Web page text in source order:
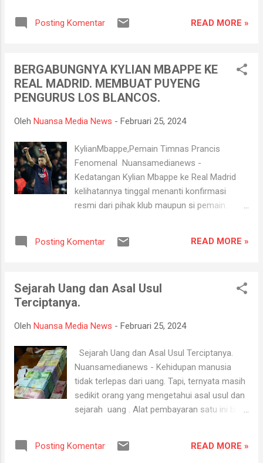
lanjut dikatakannya, bahwa program ini
tanpa harus...
Patra Niaga Regional Sumbagut, Susanto
terbakar di ruas jalan Gatot Subroto,
Kecamatan Dumai Selatan, insiden terjadi
pada pukul 11.00 WIB. Satria merinci truk
polisi (nopol) B 9606 TEJ, mengangkut BBM
terperosok menghindari Truk CPO dari arah
seharusnya. "Tidak ada korban jiwa dari laka
lantas ini. ?Api telah berhasil dipadamkan
dengan bantuan dari Tim Pemadam
Dumai dibantu dengan Damkar setempat
Posting Komentar READ MORE »
BERGABUNGNYA KYLIAN MBAPPE KE
REAL MADRID. MEMBUAT PUYENG
PENGURUS LOS BLANCOS.
Oleh Nuansa Media News - Februari 25, 2024
KylianMbappe,Pemain Timnas Prancis
Fenomenal Nuansamedianews -
Kedatangan Kylian Mbappe ke Real Madrid
kelihatannya tinggal menanti konfirmasi
resmi dari pihak klub maupun si pemain.
sebelum musim ini berakhir. Kylian Mbappe
musim panas nanti. Namun, media berbasis
di Catalunya, Sport.es, menduga Mbappe
dia menjalani debut. Setelah kompetisi 2023-
musim panas. Euro 2024 bergulir pada 14
Juni-14 Juli di Jerman. Selanjutnya Olimpiade
2024 di Paris mempertandingkan cabor
sepak bola pria pada 24 Juli-9 Agustus.
Mbappe berpeluang tampil secara konsekutif
timnas Prancis. Baru saja finis sebagai
Posting Komentar READ MORE »
Sejarah Uang dan Asal Usul
Terciptanya.
Oleh Nuansa Media News - Februari 25, 2024
Sejarah Uang dan Asal Usul Terciptanya.
Nuansamedianews - Kehidupan manusia
tidak terlepas dari uang. Tapi, ternyata masih
sedikit orang yang mengetahui asal usul dan
sejarah uang . Alat pembayaran satu ini bisa
kemunculan uang, nenek moyang kita
Posting Komentar READ MORE »